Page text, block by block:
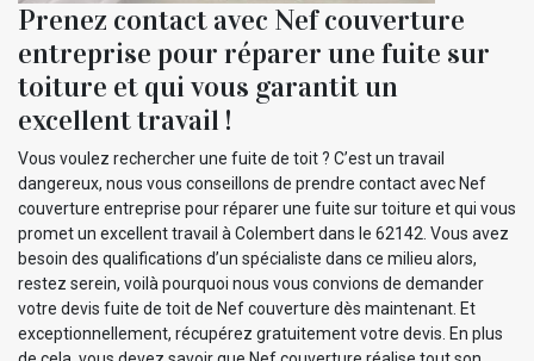
Prenez contact avec Nef couverture
entreprise pour réparer une fuite sur
toiture et qui vous garantit un
excellent travail !
Vous voulez rechercher une fuite de toit ? C’est un travail
dangereux, nous vous conseillons de prendre contact avec Nef
couverture entreprise pour réparer une fuite sur toiture et qui vous
promet un excellent travail à Colembert dans le 62142. Vous avez
besoin des qualifications d’un spécialiste dans ce milieu alors,
restez serein, voilà pourquoi nous vous convions de demander
votre devis fuite de toit de Nef couverture dès maintenant. Et
exceptionnellement, récupérez gratuitement votre devis. En plus